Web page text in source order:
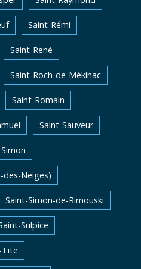
Saint-Rémi
Saint-René
Saint-Roch-de-Mékinac
Saint-Romain
Saint-Sauveur
des-Neiges)
Saint-Simon-de-Rimouski
Sulpice
Tite